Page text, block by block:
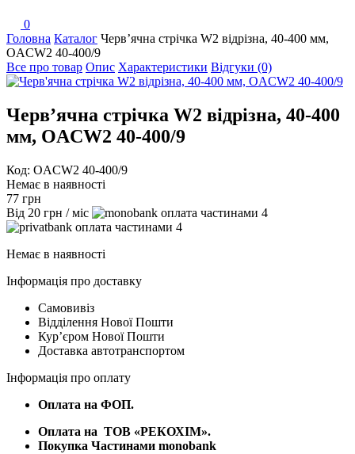
0
Головна Каталог Черв’ячна стрічка W2 відрізна, 40-400 мм,
OACW2 40-400/9
Все про товар Опис Характеристики Відгуки (0)
Черв’ячна стрічка W2 відрізна, 40-400
мм, OACW2 40-400/9
Код: OACW2 40-400/9
Немає в наявності
77 грн
Від 20 грн / міс
4
4
Немає в наявності
Інформація про доставку
Самовивіз
Відділення Нової Пошти
Курʼєром Нової Пошти
Доставка автотранспортом
Інформація про оплату
Оплата на ФОП.
Оплата на ТОВ «РЕКОХІМ».
Покупка Частинами monobank